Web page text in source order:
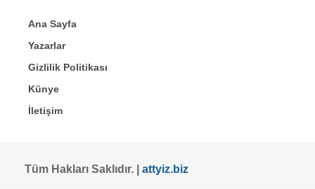
Ana Sayfa
Yazarlar
Gizlilik Politikası
Künye
İletişim
Tüm Hakları Saklıdır. | attyiz.biz